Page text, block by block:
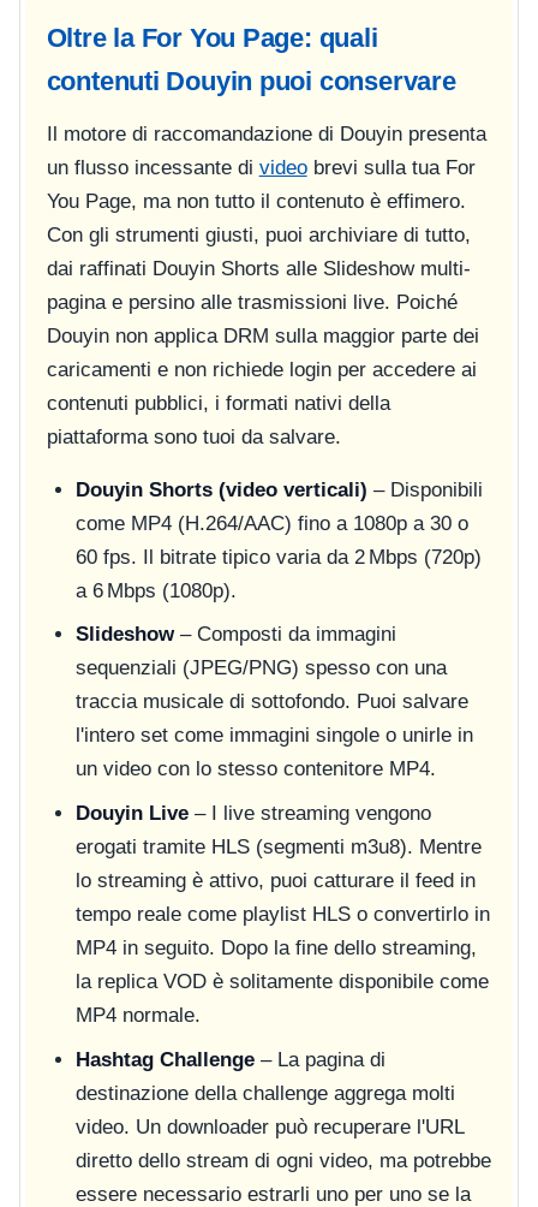
Oltre la For You Page: quali
contenuti Douyin puoi conservare
Il motore di raccomandazione di Douyin presenta
un flusso incessante di videobrevi sulla tua For
You Page, ma non tutto il contenuto è effimero.
Con gli strumenti giusti, puoi archiviare di tutto,
dai raffinati Douyin Shorts alle Slideshow multi-
pagina e persino alle trasmissioni live. Poiché
Douyin non applica DRM sulla maggior parte dei
caricamenti e non richiede login per accedere ai
contenuti pubblici, i formati nativi della
piattaforma sono tuoi da salvare.
Douyin Shorts (video verticali) – Disponibili
come MP4 (H.264/AAC) fino a 1080p a 30 o
60 fps. Il bitrate tipico varia da 2 Mbps (720p)
a 6 Mbps (1080p).
Slideshow– Composti da immagini
sequenziali (JPEG/PNG) spesso con una
traccia musicale di sottofondo. Puoi salvare
l'intero set come immagini singole o unirle in
un video con lo stesso contenitore MP4.
Douyin Live– I live streaming vengono
erogati tramite HLS (segmenti m3u8). Mentre
lo streaming è attivo, puoi catturare il feed in
tempo reale come playlist HLS o convertirlo in
MP4 in seguito. Dopo la fine dello streaming,
la replica VOD è solitamente disponibile come
MP4 normale.
Hashtag Challenge– La pagina di
destinazione della challenge aggrega molti
video. Un downloader può recuperare l'URL
diretto dello stream di ogni video, ma potrebbe
essere necessario estrarli uno per uno se la